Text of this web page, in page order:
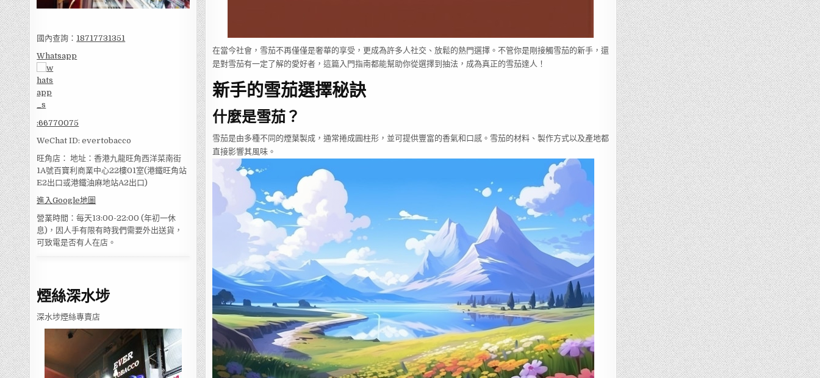
國內查詢： 18717731351
Whatsapp
:66770075
WeChat ID: evertobacco
旺角店： 地址：香港九龍旺角西洋菜南街
1A號百寶利商業中心22樓01室(港鐵旺角站
E2出口或港鐵油麻地站A2出口)
進入Google地圖
營業時間：每天13:00-22:00 (年初一休
息)，因人手有限有時我們需要外出送貨，
可致電是否有人在店。
煙絲深水埗
深水埗煙絲專賣店
在當今社會，雪茄不再僅僅是奢華的享受，更成為許多人社交、放鬆的熱門選擇。不管你是剛接觸雪茄的新手，還
是對雪茄有一定了解的愛好者，這篇入門指南都能幫助你從選擇到抽法，成為真正的雪茄達人！
新手的雪茄選擇秘訣
什麼是雪茄？
雪茄是由多種不同的煙葉製成，通常捲成圓柱形，並可提供豐富的香氣和口感。雪茄的材料、製作方式以及產地都
直接影響其風味。